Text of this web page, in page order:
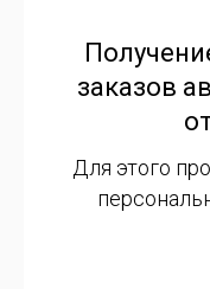
заказов
Для этого